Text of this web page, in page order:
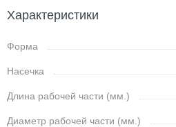
Характеристики
Форма
Насечка
Длина рабочей части (мм.)
Диаметр рабочей части (мм.)